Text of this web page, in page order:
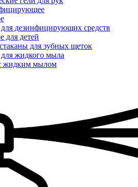
дезинфицирующих средств
для детей
для зубных щеток
жидкого мыла
жидким мылом